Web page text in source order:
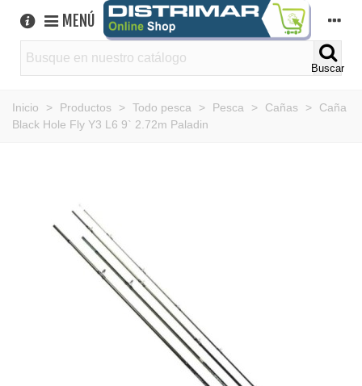
MENÚ
Buscar
Inicio > Productos > Todo pesca > Pesca > Cañas >
Caña
Black Hole Fly Y3 L6 9` 2.72m Paladin